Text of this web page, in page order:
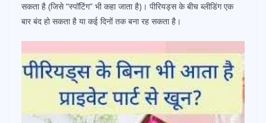
सकता है (जिसे “स्पॉटिंग” भी कहा जाता है)। पीरियड्स के बीच ब्लीडिंग एक
बार बंद हो सकता है या कई दिनों तक बना रह सकता है।